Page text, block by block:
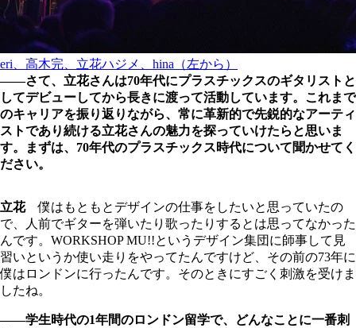
eri、高木完、立花ハジメ、hina（左から）
――さて、立花さんは70年代にプラスチックスのギタリストと
してデビューしてから長きに渡って活動しています。これまで
のキャリアを振り返りながら、常に革新的で先鋭的なアーティ
ストであり続ける立花さんの魅力を探っていけたらと思いま
す。まずは、70年代のプラスチックス時代について聞かせてく
ださい。
立花僕はもともとデザインの仕事をしたいと思っていたの
で、人前でギターを弾いたり歌ったりするとは思ってなかった
んです。WORKSHOP MU!!というデザイン集団に師事して見
習いというか使い走りをやってたんですけど、その前の73年に
僕はロンドンに行ったんです。そのときにすごく刺激を受けま
したね。
――学生時代の1年間のロンドン留学で、どんなことに一番刺